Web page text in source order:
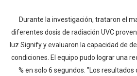
Durante la investigación, trataron el
diferentes dosis de radiación UVC
luz Signify y evaluaron la capacidad de
condiciones. El equipo pudo lograr una
% en solo 6 segundos. "Los